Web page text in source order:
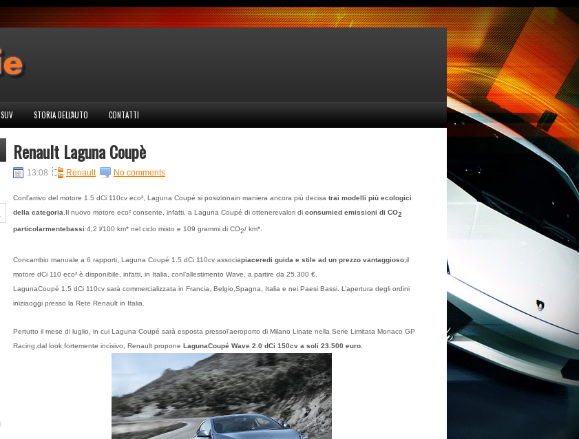
SUV STORIA DELL'AUTO CONTATTI
Renault Laguna Coupè
13:08 Renault No comments
Conl’arrivo del motore 1.5 dCi 110cv eco², Laguna Coupé si posizionain maniera ancora più decisa trai modelli più ecologici
della categoria .Il nuovo motore eco² consente, infatti, a Laguna Coupé di ottenerevalori di consumied emissioni di CO2
particolarmentebassi:4,2 l/100 km* nel ciclo misto e 109 grammi di CO2/ km*.
Concambio manuale a 6 rapporti, Laguna Coupé 1.5 dCi 110cv associapiaceredi guida e stile ad un prezzo vantaggioso;il
motore dCi 110 eco² è disponibile, infatti, in Italia, conl’allestimento Wave, a partire da 25.300 €.
LagunaCoupé 1.5 dCi 110cv sarà commercializzata in Francia, Belgio,Spagna, Italia e nei Paesi Bassi. L’apertura degli ordini
iniziaoggi presso la Rete Renault in Italia.
Pertutto il mese di luglio, in cui Laguna Coupé sarà esposta pressol’aeroporto di Milano Linate nella Serie Limitata Monaco GP
Racing,dal look fortemente incisivo, Renault propone LagunaCoupé Wave 2.0 dCi 150cv a soli 23.500 euro.